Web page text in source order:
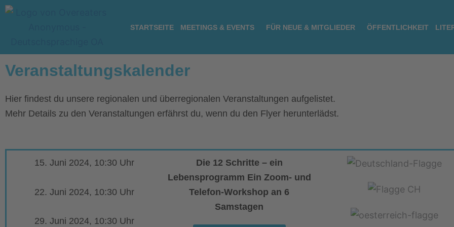
Zum
STARTSEITE MEETINGS & EVENTS FÜR NEUE & MITGLIEDER ÖFFENTLICHKEIT
Veranstaltungskalender
Hier findest du unsere regionalen und überregionalen Veranstaltungen aufgelistet.
Mehr Details zu den Veranstaltungen erfährst du, wenn du den Flyer herunterlädst.
15. Juni 2024, 10:30 Uhr
22. Juni 2024, 10:30 Uhr
29. Juni 2024, 10:30 Uhr
Die 12 Schritte – ein
Lebensprogramm Ein Zoom- und
Telefon-Workshop an 6
Samstagen